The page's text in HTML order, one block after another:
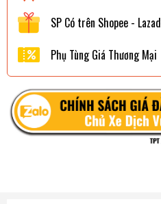
SP Có trên Shopee -
Phụ Tùng Giá Thương Mại